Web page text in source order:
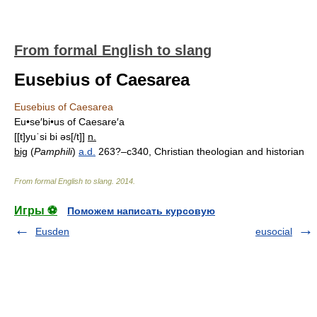
From formal English to slang
Eusebius of Caesarea
Eusebius of Caesarea
Eu•se′bi•us of Caesare′a
[[t]yuˈsi bi əs[/t]] n.
big (Pamphili) a.d. 263?–c340, Christian theologian and historian
From formal English to slang 2014
Игры ⚽
Поможем написать курсовую
Eusden
eusocial